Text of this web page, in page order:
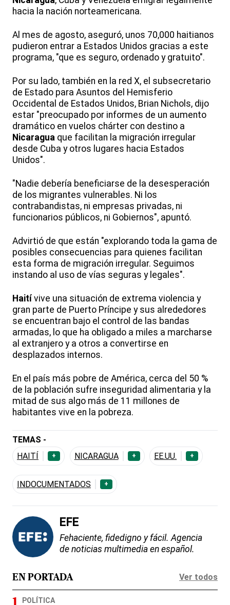
hacia la nación norteamericana.
Al mes de agosto, aseguró, unos 70,000 haitianos
pudieron entrar a Estados Unidos gracias a este
programa, "que es seguro, ordenado y gratuito".
Por su lado, también en la red X, el subsecretario
de Estado para Asuntos del Hemisferio
Occidental de Estados Unidos, Brian Nichols, dijo
estar "preocupado por informes de un aumento
dramático en vuelos chárter con destino a
Nicaragua que facilitan la migración irregular
desde Cuba y otros lugares hacia Estados
Unidos".
"Nadie debería beneficiarse de la desesperación
de los migrantes vulnerables. Ni los
contrabandistas, ni empresas privadas, ni
funcionarios públicos, ni Gobiernos", apuntó.
Advirtió de que están "explorando toda la gama de
posibles consecuencias para quienes facilitan
esta forma de migración irregular. Seguimos
instando al uso de vías seguras y legales".
Haití vive una situación de extrema violencia y
gran parte de Puerto Príncipe y sus alrededores
se encuentran bajo el control de las bandas
armadas, lo que ha obligado a miles a marcharse
al extranjero y a otros a convertirse en
desplazados internos.
En el país más pobre de América, cerca del 50 %
de la población sufre inseguridad alimentaria y la
mitad de sus algo más de 11 millones de
habitantes vive en la pobreza.
TEMAS -
HAITÍ
+ NICARAGUA + EE.UU. +
INDOCUMENTADOS +
EFE
Fehaciente, fidedigno y fácil. Agencia
de noticias multimedia en español.
EN PORTADA Ver todos
POLÍTICA